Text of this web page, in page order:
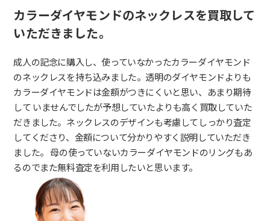
カラーダイヤモンドのネックレスを買取して
いただきました。
成人の記念に購入し、使っていなかったカラーダイヤモンド
のネックレスを持ち込みました。透明のダイヤモンドよりも
カラーダイヤモンドは金額がつきにくいと思い、あまり期待
して いませんでしたが予想していたよりも高く買取していた
だきました。ネックレスのデザインも考慮してしっかり査定
してくださり、金額について分かりやすく説明していただき
ました。 母の使っていないカラーダイヤモンドのリングもあ
るのでまた無料査定を利用したいと思います。